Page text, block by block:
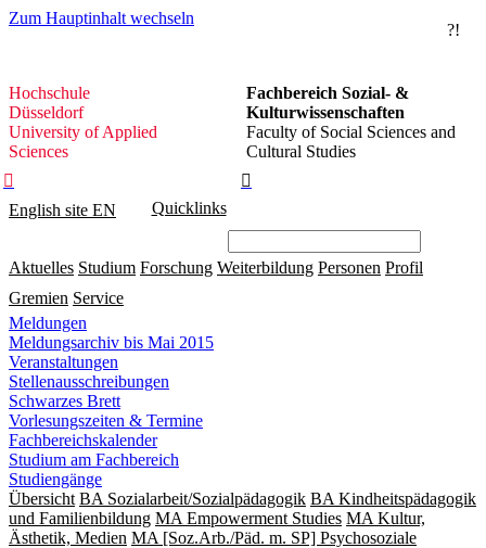
Zum Hauptinhalt wechseln
?!
Hochschule
Düsseldorf
Hochschule
Düsseldorf
University of Applied
Sciences
Fachbereich Sozial- &
Kulturwissenschaften
Faculty of Social Sciences and
Cultural Studies


English site EN Quicklinks
Aktuelles Studium Forschung Weiterbildung Personen Profil
Gremien Service
Meldungen
Meldungsarchiv bis Mai 2015
Veranstaltungen
Stellenausschreibungen
Schwarzes Brett
Vorlesungszeiten & Termine
Fachbereichskalender
Studium am Fachbereich
Studiengänge
Übersicht BA Sozialarbeit/Sozialpädagogik BA Kindheitspädagogik
und Familienbildung MA Empowerment Studies MA Kultur,
Ästhetik, Medien MA [Soz.Arb./Päd. m. SP] Psychosoziale